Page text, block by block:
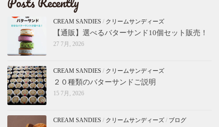
CREAM SANDIES / クリームサンディーズ
【通販】選べるバターサンド10個セット販売！
27 7月, 2026
CREAM SANDIES / クリームサンディーズ
２０種類のバターサンドご説明
15 7月, 2026
CREAM SANDIES / クリームサンディーズ / ブログ